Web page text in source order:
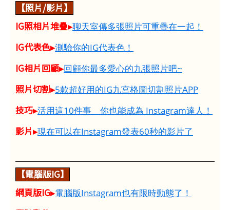
【照片/影片】
IG照相片堆疊▸聊天室傳多張照片可重疊在一起！
IG代表色▸測驗你的IG代表色！
IG相片回顧▸回顧你最多愛心的九張照片吧~
照片切割▸5款超好用的IG九宮格圖切割照片APP
技巧▸活用這10件事 你也能成為 Instagram達人！
影片▸現在可以在Instagram發表60秒的影片了
【電腦版IG】
網頁版IG▸電腦版Instagram也有限時動態了！